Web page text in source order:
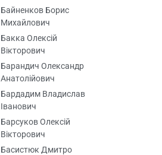
Байненков Борис
Михайлович
Бакка Олексій
Вікторович
Барандич Олександр
Анатолійович
Бардадим Владислав
Іванович
Барсуков Олексій
Вікторович
Басистюк Дмитро